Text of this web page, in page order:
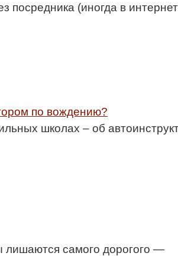
посредника (иногда в
по вождению?
школах – об
лишаются самого дорогого —